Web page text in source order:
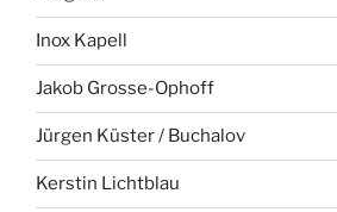
Inox Kapell
Jakob Grosse-Ophoff
Jürgen Küster / Buchalov
Kerstin Lichtblau